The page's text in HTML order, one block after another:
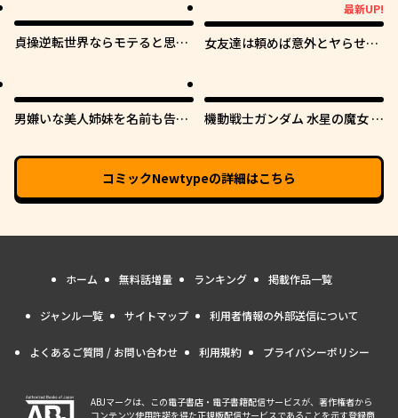
貞操逆転世界ならモテると思っ
最新UP!
女友達は頼めば意外とヤらせて
男嫌いな美人姉妹を名前も告げ
機動戦士ガンダム 水星の魔女 青
コミックNewtypeの詳細はこちら
ホーム 無料話増量 ランキング 掲載作品一覧
ジャンル一覧 サイトマップ 利用者情報の外部送信について
よくあるご質問 / お問い合わせ 利用規約 プライバシーポリシー
ABJマークは、この電子書店・電子書籍配信サービスが、著作権者から
コンテンツ使用許諾を得た正規版配信サービスであることを示す登録商